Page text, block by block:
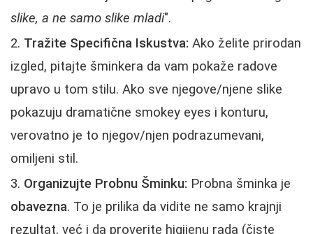
slike, a ne samo slike mladi".
Tražite Specifična Iskustva: Ako želite prirodan
izgled, pitajte šminkera da vam pokaže radove
upravo u tom stilu. Ako sve njegove/njene slike
pokazuju dramatične smokey eyes i konturu,
verovatno je to njegov/njen podrazumevani,
omiljeni stil.
Organizujte Probnu Šminku: Probna šminka je
obavezna. To je prilika da vidite ne samo krajnji
rezultat, već i da proverite higijenu rada (čiste